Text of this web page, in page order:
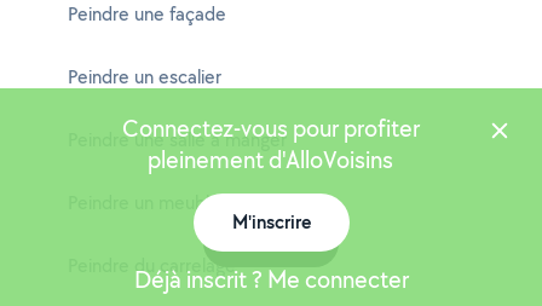
Peindre une façade
Peindre un escalier
Peindre une salle à manger
Peindre un meuble
Peindre du carrelage
Connectez-vous pour profiter
pleinement d'AlloVoisins
M'inscrire
Déjà inscrit ? Me connecter